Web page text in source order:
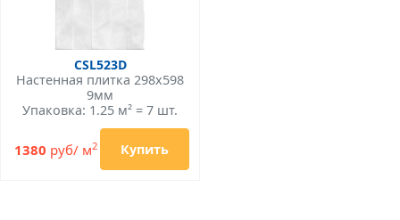
CSL523D
Настенная плитка 298x598
9мм
Упаковка: 1.25 м² = 7 шт.
1380 руб/ м2 Купить